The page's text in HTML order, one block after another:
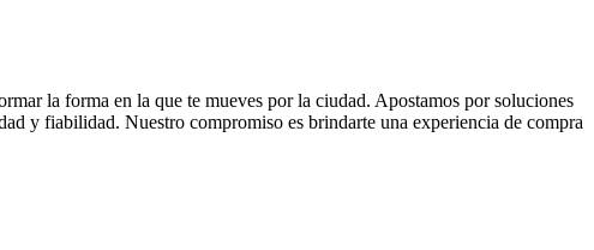
la forma en la que te mueves por la ciudad. Apostamos por soluciones
y fiabilidad. Nuestro compromiso es brindarte una experiencia de compra